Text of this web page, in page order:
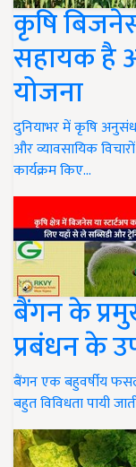
कृषि
सहायक है
योजना
दुनियाभर में कृषि
और व्यावसायिक
कार्यक्रम किए…
बैंगन के
प्रबंधन के
बैंगन एक बहुवर्षीय
बहुत विविधता पायी